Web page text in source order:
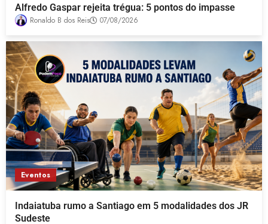
Alfredo Gaspar rejeita trégua: 5 pontos do impasse
Ronaldo B dos Reis 07/08/2026
Eventos
Indaiatuba rumo a Santiago em 5 modalidades dos JR
Sudeste